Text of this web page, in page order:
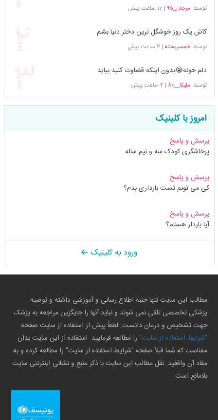
توسطمرجان_۹۵ | 12 ساعت پیش
کاش یک روز خوشگل ترین دختر دنیا بشم
توسطخمسربسته |4 ساعت پیش
دلم خونه😭بدون اینکه قضاوت کنید بیاید
توسطملیکا__۸۰ |4 ساعت پیش
امروز با کلینیک
پرسش و پاسخ
پرخاشگری کودک سه و نیم ساله
پرسش و پاسخ
کی می تونم تست بارداری بدم؟
پرسش و پاسخ
آیا باردار هستم؟
ورود به کلینیک
مطالب این سایت تنها جنبه اطلاع رسانی و آموزشی داشته و توصیه
پزشکی تخصصی تلقی نمی شوند و نباید آنها را جایگزین مراجعه به پزشک
جهت تشخیص و درمان دانست. لطفاً پیش از استفاده از سایت صفحه
"شرایط استفاده از سایت" را مطالعه فرمایید. استفاده از این سایت بدان
معناست که شما قبلاً صفحه "شرایط استفاده از سایت" را مطالعه کرده و به
مفاد آن واقفید. نقل مطالب این سایت با ذکر منبع و نشانی اینترنتی سایت
بلامانع است